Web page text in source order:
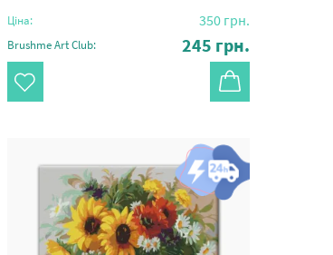
Ціна: 350грн.
Brushme Art Club: 245 грн.